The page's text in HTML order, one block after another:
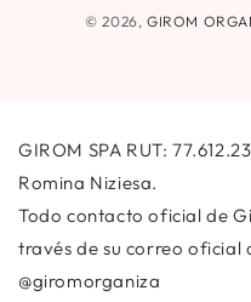
© 2026, GIROM
GIROM SPA RUT:
Romina Niziesa.
Todo contacto oficial de
través de su correo oficial
@giromorganiza